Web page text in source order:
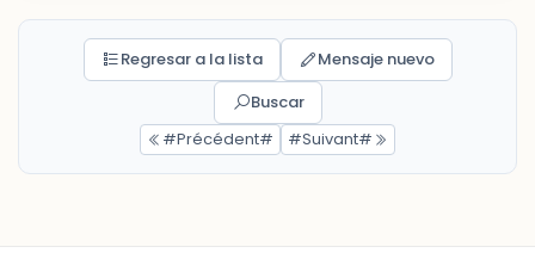
Regresar a la lista
Mensaje nuevo
Buscar
#Précédent#
#Suivant#